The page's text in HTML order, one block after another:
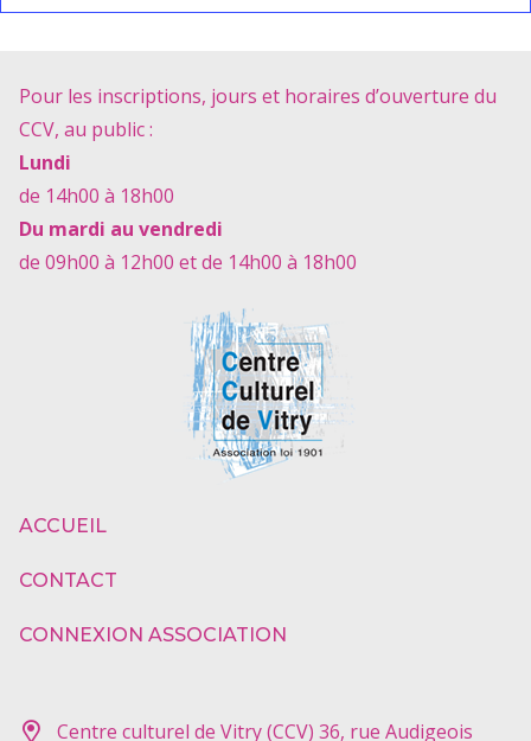
Pour les inscriptions, jours et horaires d’ouverture du
CCV, au public :
Lundi
de 14h00 à 18h00
Du mardi au vendredi
de 09h00 à 12h00 et de 14h00 à 18h00
ACCUEIL
CONTACT
CONNEXION ASSOCIATION
Centre culturel de Vitry (CCV) 36, rue Audigeois